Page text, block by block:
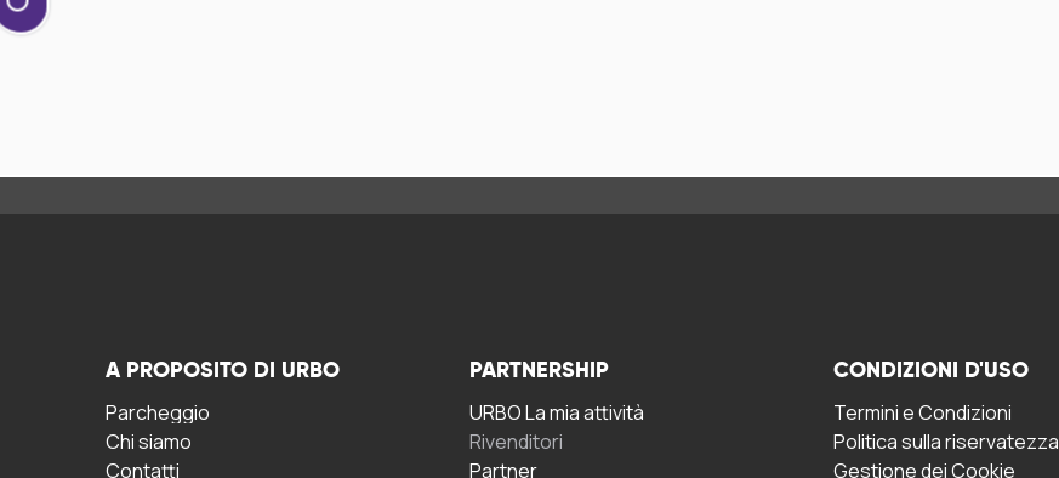
A PROPOSITO DI URBO
Parcheggio
Chi siamo
Contatti
PARTNERSHIP
URBO La mia attività
Rivenditori
Partner
CONDIZIONI D'USO
Termini e Condizioni
Politica sulla riservatezza
Gestione dei Cookie